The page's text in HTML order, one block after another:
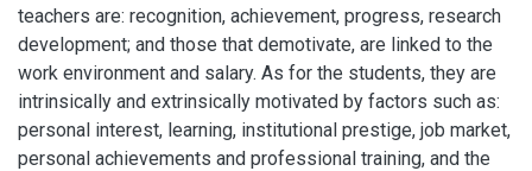
teachers are: recognition, achievement, progress, research
development; and those that demotivate, are linked to the
work environment and salary. As for the students, they are
intrinsically and extrinsically motivated by factors such as:
personal interest, learning, institutional prestige, job market,
personal achievements and professional training, and the